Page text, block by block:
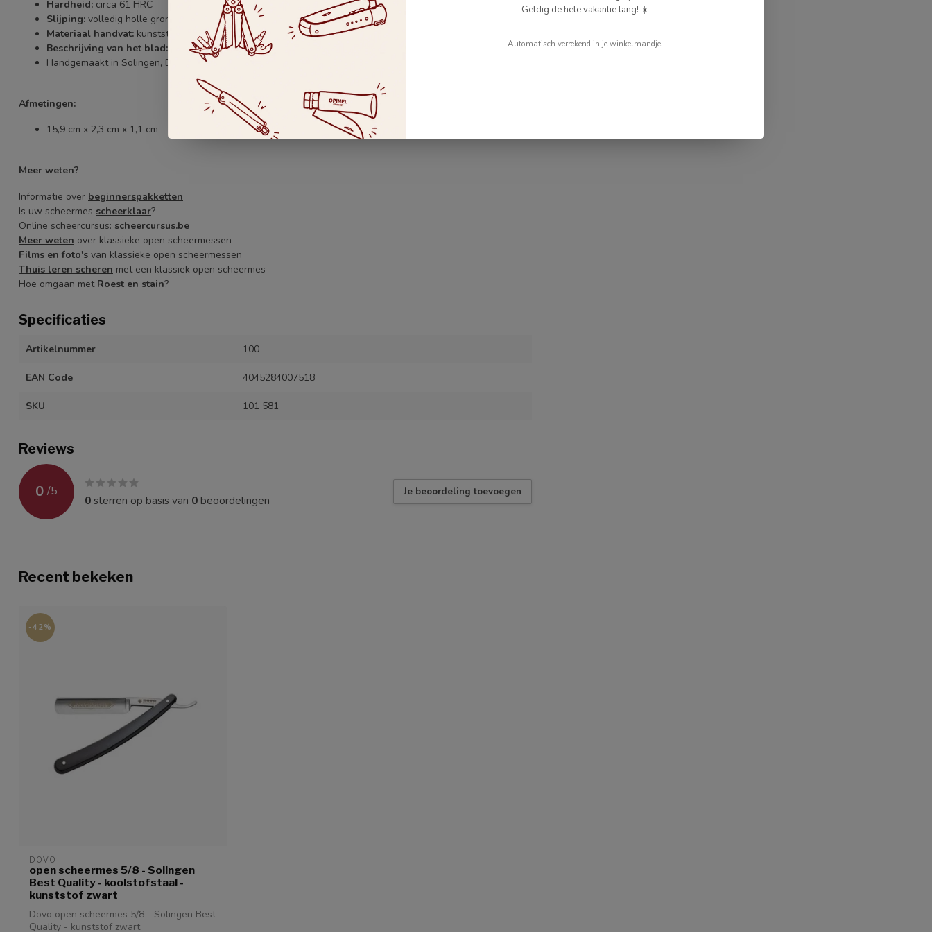
Hardheid: circa 61 HRC
Slijping: volledig holle grond (Full Hollow Ground)
Materiaal handvat: kunststof PMMA (acrylglas) - zwart
Beschrijving van het blad: ronde kop, dubbele hals, aan beide zijden geleide angel
Handgemaakt in Solingen, Duitsland
Afmetingen:
15,9 cm x 2,3 cm x 1,1 cm
Meer weten?
Informatie over beginnerspakketten
Is uw scheermes scheerklaar?
Online scheercursus: scheercursus.be
Meer weten over klassieke open scheermessen
Films en foto's van klassieke open scheermessen
Thuis leren scheren met een klassiek open scheermes
Hoe omgaan met Roest en stain?
Specificaties
Artikelnummer 100
EAN Code 4045284007518
SKU 101 581
Reviews
0 /5
0sterren op basis van 0 beoordelingen
Je beoordeling toevoegen
Recent bekeken
-42%
DOVO
open scheermes 5/8 - Solingen
Best Quality - koolstofstaal -
kunststof zwart
Dovo open scheermes 5/8 - Solingen Best
Quality - kunststof zwart.
Geldig de hele vakantie lang! ☀️
Automatisch verrekend in je winkelmandje!